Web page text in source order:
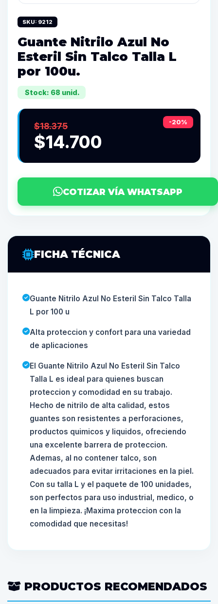
SKU: 9212
Guante Nitrilo Azul No
Esteril Sin Talco Talla L
por 100u.
Stock: 68 unid.
-20%
$18.375
$14.700
COTIZAR VÍA WHATSAPP
FICHA TÉCNICA
Guante Nitrilo Azul No Esteril Sin Talco Talla
L por 100 u
Alta proteccion y confort para una variedad
de aplicaciones
El Guante Nitrilo Azul No Esteril Sin Talco
Talla L es ideal para quienes buscan
proteccion y comodidad en su trabajo.
Hecho de nitrilo de alta calidad, estos
guantes son resistentes a perforaciones,
productos quimicos y liquidos, ofreciendo
una excelente barrera de proteccion.
Ademas, al no contener talco, son
adecuados para evitar irritaciones en la piel.
Con su talla L y el paquete de 100 unidades,
son perfectos para uso industrial, medico, o
en la limpieza. ¡Maxima proteccion con la
comodidad que necesitas!
PRODUCTOS RECOMENDADOS